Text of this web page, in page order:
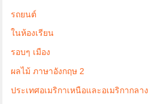
รถยนต์
ในห้องเรียน
รอบๆ เมือง
ผลไม้ ภาษาอังกฤษ 2
ประเทศอเมริกาเหนือและอเมริกากลาง